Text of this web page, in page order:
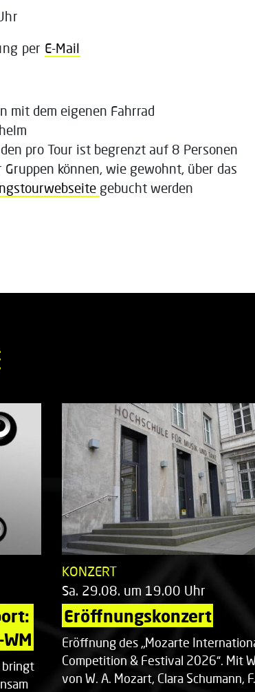
per E-Mail
mit dem eigenen Fahrrad
pro Tour ist begrenzt auf 8 Personen
können, wie gewohnt, über das
gebucht werden
bringt
KONZERT
Sa. 29.08. um 19.00 Uhr
Eröffnungskonzert
Eröffnung des „Mozarte
Competition & Festival 2026“. Mit
von W. A. Mozart, Clara Schumann,